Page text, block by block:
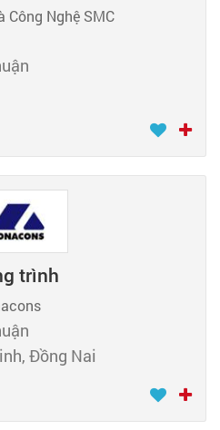
Công Nghệ SMC
trình
Đồng Nai